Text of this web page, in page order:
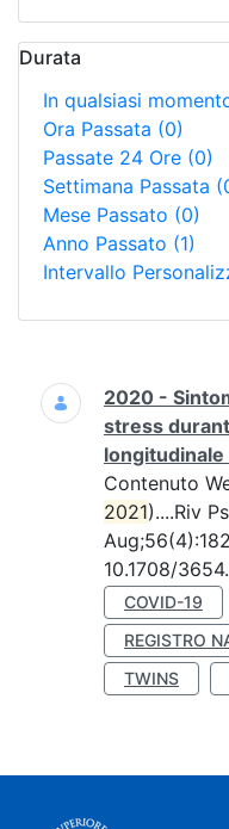
Durata
In qualsiasi
Ora Passata (0)
Passate 24 Ore (0)
Settimana Passata
Mese Passato (0)
Anno Passato (1)
Intervallo
Ricerca
2020 -
stress
Contenuto
2021)....Riv
10.1708/
COVID-19
REGISTRO
TWINS